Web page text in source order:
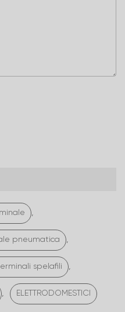
,
pneumatica ,
spelafili ,
, ELETTRODOMESTICI